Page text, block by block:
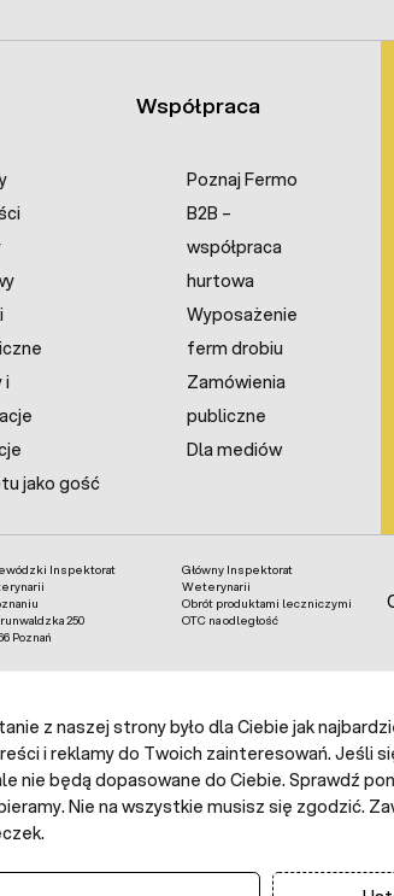
i
jako gość
Współpraca
Poznaj Fermo
B2B –
współpraca
hurtowa
Wyposażenie
ferm drobiu
Zamówienia
publiczne
Dla mediów
Inspektorat
250
Poznań
Główny Inspektorat
Weterynarii
Obrót produktami leczniczymi
OTC na odległość
z naszej strony było dla Ciebie jak
i reklamy do Twoich zainteresowań. Jeśli
nie będą dopasowane do Ciebie. Sprawdź
Nie na wszystkie musisz się zgodzić.